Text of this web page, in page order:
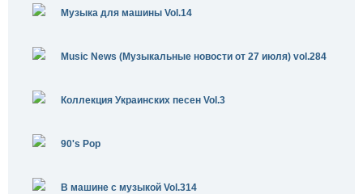
Музыка для машины Vol.14
Music News (Музыкальные новости от 27 июля) vol.284
Коллекция Украинских песен Vol.3
90's Pop
В машине с музыкой Vol.314